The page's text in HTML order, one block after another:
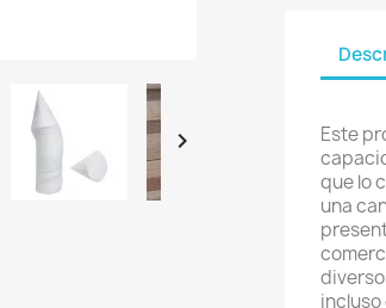

Este
que lo
una